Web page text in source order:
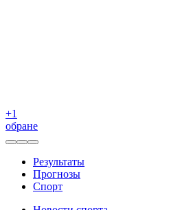
+1
обране
Результаты
Прогнозы
Спорт